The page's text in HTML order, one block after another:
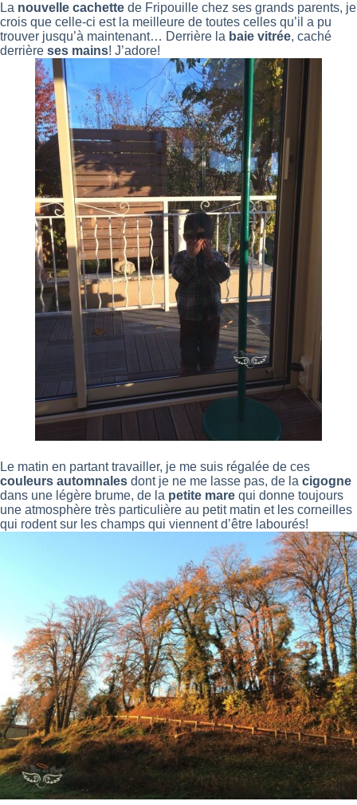
La nouvelle cachette de Fripouille chez ses grands parents, je
crois que celle-ci est la meilleure de toutes celles qu’il a pu
trouver jusqu’à maintenant… Derrière la baie vitrée, caché
derrière ses mains! J’adore!
Le matin en partant travailler, je me suis régalée de ces
couleurs automnales dont je ne me lasse pas, de la cigogne
dans une légère brume, de la petite mare qui donne toujours
une atmosphère très particulière au petit matin et les corneilles
qui rodent sur les champs qui viennent d’être labourés!